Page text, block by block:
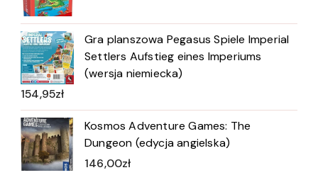
Gra planszowa Pegasus Spiele Imperial
Settlers Aufstieg eines Imperiums
(wersja niemiecka)
154,95zł
Kosmos Adventure Games: The
Dungeon (edycja angielska)
146,00zł